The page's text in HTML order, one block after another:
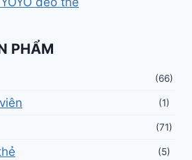
PHẨM
(66)
(1)
(71)
(5)